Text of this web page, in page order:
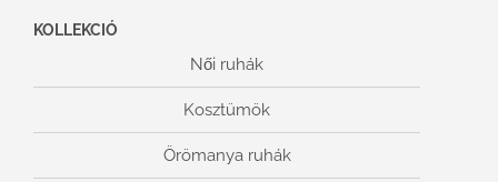
KOLLEKCIÓ
Női ruhák
Kosztümök
Örömanya ruhák